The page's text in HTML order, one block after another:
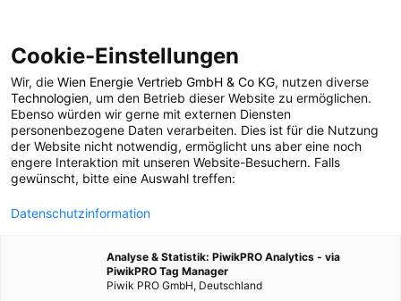
POSTS BY TAG
Lark Rise
1 BEITRAG
Cookie-Einstellungen
Wir, die Wien Energie Vertrieb GmbH & Co KG, nutzen diverse
Technologien, um den Betrieb dieser Website zu ermöglichen.
Ebenso würden wir gerne mit externen Diensten
personenbezogene Daten verarbeiten. Dies ist für die Nutzung
der Website nicht notwendig, ermöglicht uns aber eine noch
engere Interaktion mit unseren Website-Besuchern. Falls
gewünscht, bitte eine Auswahl treffen:
Datenschutzinformation
Analyse & Statistik: PiwikPRO Analytics - via
PiwikPRO Tag Manager
Piwik PRO GmbH, Deutschland